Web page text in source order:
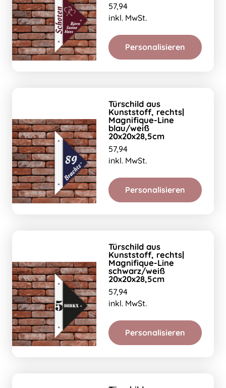
57,94
inkl. MwSt.
Personalisieren
Türschild aus
Kunststoff, rechts|
Magnifique-Line
blau/weiß
20x20x28,5cm
57,94
inkl. MwSt.
Personalisieren
Türschild aus
Kunststoff, rechts|
Magnifique-Line
schwarz/weiß
20x20x28,5cm
57,94
inkl. MwSt.
Personalisieren